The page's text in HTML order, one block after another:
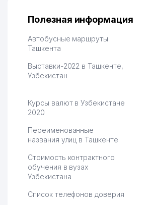
их работе значительно
обслуживания клиентов.
Рекомендую этот колл-
партнера для бизнеса.
Vip Brand 31.07.2026 11:43:39
Полезная информация
Автобусные маршруты
Ташкента
Выставки-2022 в Ташкенте,
Узбекистан
Курсы валют в Узбекистане
2020
Переименованные
названия улиц в Ташкенте
Стоимость контрактного
обучения в вузах
Узбекистана
Список телефонов доверия